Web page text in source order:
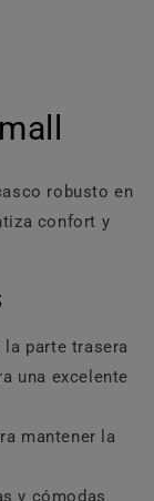
robusto en
confort y
parte trasera
una excelente
mantener la
y cómodas